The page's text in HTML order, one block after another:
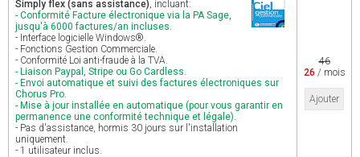
Simply flex (sans assistance), incluant:
- Conformité Facture électronique via la PA Sage,
jusqu'à 6000 factures/an incluses.
- Interface logicielle Windows®.
- Fonctions Gestion Commerciale.
- Conformité Loi anti-fraude à la TVA.
- Liaison Paypal, Stripe ou Go Cardless.
- Envoi automatique et suivi des factures électroniques sur
Chorus Pro.
- Mise à jour installée en automatique (pour vous garantir en
permanence une conformité technique et légale).
- Pas d'assistance, hormis 30 jours sur l'installation
uniquement.
- 1 utilisateur inclus.
46
26 / mois
Ajouter